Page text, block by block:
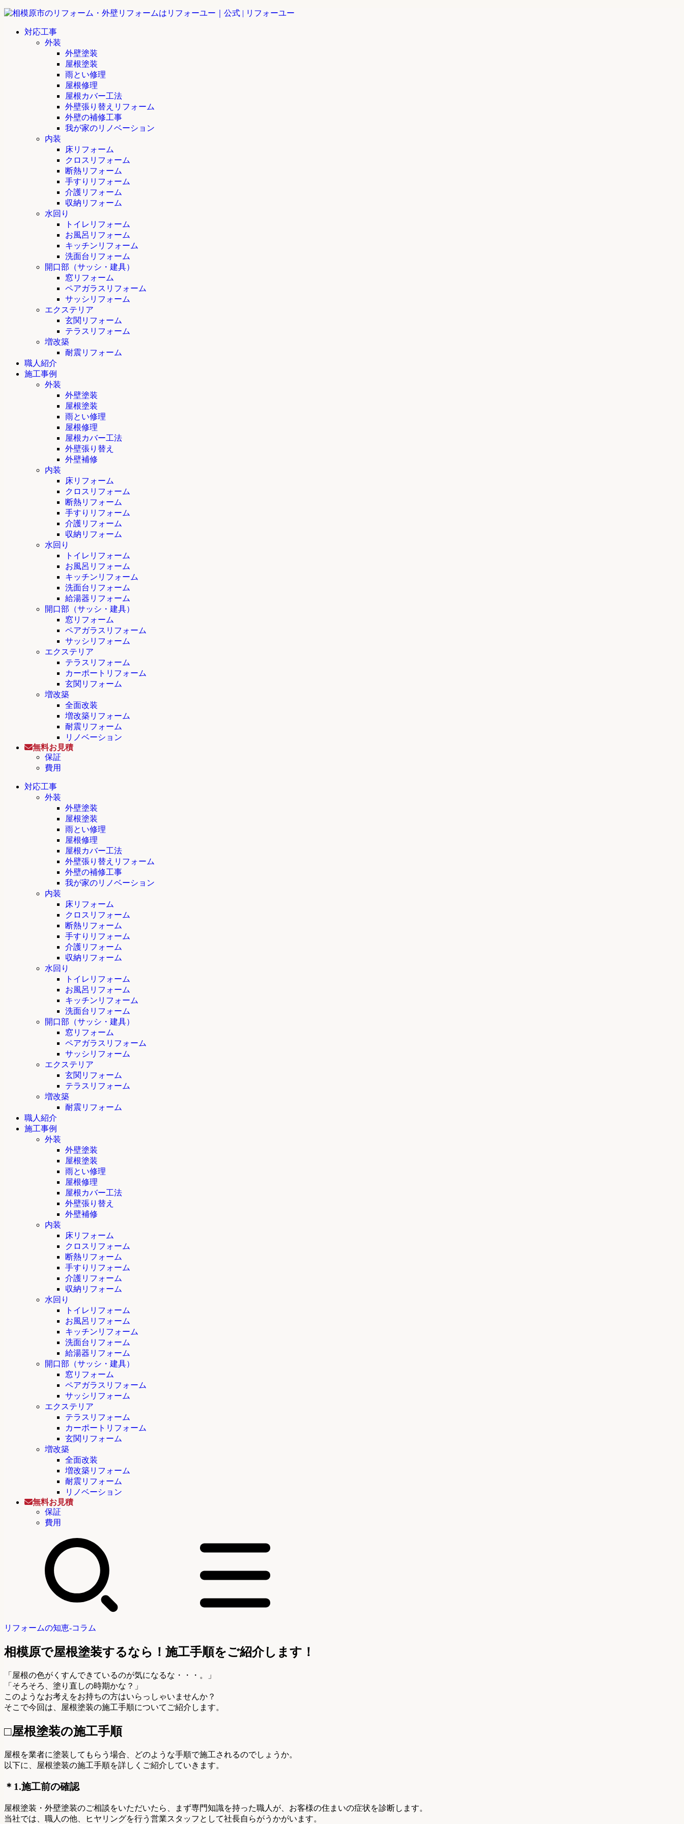
対応工事
外装
外壁塗装
屋根塗装
雨とい修理
屋根修理
屋根カバー工法
外壁張り替えリフォーム
外壁の補修工事
我が家のリノベーション
内装
床リフォーム
クロスリフォーム
断熱リフォーム
手すりリフォーム
介護リフォーム
収納リフォーム
水回り
トイレリフォーム
お風呂リフォーム
キッチンリフォーム
洗面台リフォーム
開口部（サッシ・建具）
窓リフォーム
ペアガラスリフォーム
サッシリフォーム
エクステリア
玄関リフォーム
テラスリフォーム
増改築
耐震リフォーム
職人紹介
施工事例
外装
外壁塗装
屋根塗装
雨とい修理
屋根修理
屋根カバー工法
外壁張り替え
外壁補修
内装
床リフォーム
クロスリフォーム
断熱リフォーム
手すりリフォーム
介護リフォーム
収納リフォーム
水回り
トイレリフォーム
お風呂リフォーム
キッチンリフォーム
洗面台リフォーム
給湯器リフォーム
開口部（サッシ・建具）
窓リフォーム
ペアガラスリフォーム
サッシリフォーム
エクステリア
テラスリフォーム
カーポートリフォーム
玄関リフォーム
増改築
全面改装
増改築リフォーム
耐震リフォーム
リノベーション
無料お見積
保証
費用
対応工事
外装
外壁塗装
屋根塗装
雨とい修理
屋根修理
屋根カバー工法
外壁張り替えリフォーム
外壁の補修工事
我が家のリノベーション
内装
床リフォーム
クロスリフォーム
断熱リフォーム
手すりリフォーム
介護リフォーム
収納リフォーム
水回り
トイレリフォーム
お風呂リフォーム
キッチンリフォーム
洗面台リフォーム
開口部（サッシ・建具）
窓リフォーム
ペアガラスリフォーム
サッシリフォーム
エクステリア
玄関リフォーム
テラスリフォーム
増改築
耐震リフォーム
職人紹介
施工事例
外装
外壁塗装
屋根塗装
雨とい修理
屋根修理
屋根カバー工法
外壁張り替え
外壁補修
内装
床リフォーム
クロスリフォーム
断熱リフォーム
手すりリフォーム
介護リフォーム
収納リフォーム
水回り
トイレリフォーム
お風呂リフォーム
キッチンリフォーム
洗面台リフォーム
給湯器リフォーム
開口部（サッシ・建具）
窓リフォーム
ペアガラスリフォーム
サッシリフォーム
エクステリア
テラスリフォーム
カーポートリフォーム
玄関リフォーム
増改築
全面改装
増改築リフォーム
耐震リフォーム
リノベーション
無料お見積
保証
費用
リフォームの知恵-コラム
相模原で屋根塗装するなら！施工手順をご紹介します！
「屋根の色がくすんできているのが気になるな・・・。」
「そろそろ、塗り直しの時期かな？」
このようなお考えをお持ちの方はいらっしゃいませんか？
そこで今回は、屋根塗装の施工手順についてご紹介します。
□屋根塗装の施工手順
屋根を業者に塗装してもらう場合、どのような手順で施工されるのでしょうか。
以下に、屋根塗装の施工手順を詳しくご紹介していきます。
＊1.施工前の確認
屋根塗装・外壁塗装のご相談をいただいたら、まず専門知識を持った職人が、お客様の住まいの症状を診断します。
当社では、職人の他、ヒヤリングを行う営業スタッフとして社長自らがうかがいます。